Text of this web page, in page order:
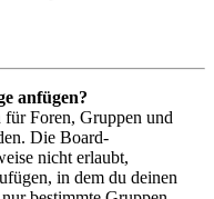
anfügen?
Foren, Gruppen und
Die Board-
nicht erlaubt,
in dem du deinen